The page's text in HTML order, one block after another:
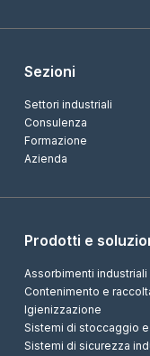
Sezioni
Settori industriali
Consulenza
Formazione
Azienda
Prodotti e
Assorbimenti
Contenimento e
Igienizzazione
Sistemi di stoccaggio
Sistemi di sicurezza